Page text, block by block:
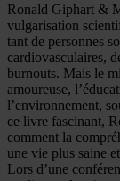
Ronald Giphart &
vulgarisation
tant de personnes
cardiovasculaires,
burnouts. Mais le
amoureuse,
l’environnement,
ce livre fascinant,
comment la
une vie plus saine
Lors d’une